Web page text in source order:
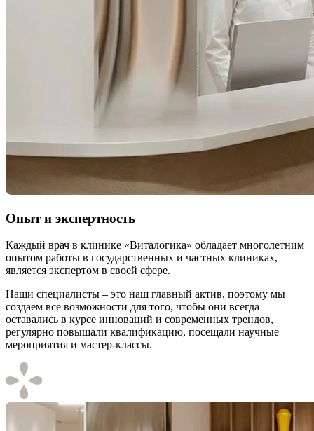
Опыт и экспертность
Каждый врач в клинике «Виталогика» обладает многолетним
опытом работы в государственных и частных клиниках,
является экспертом в своей сфере.
Наши специалисты – это наш главный актив, поэтому мы
создаем все возможности для того, чтобы они всегда
оставались в курсе инноваций и современных трендов,
регулярно повышали квалификацию, посещали научные
мероприятия и мастер-классы.